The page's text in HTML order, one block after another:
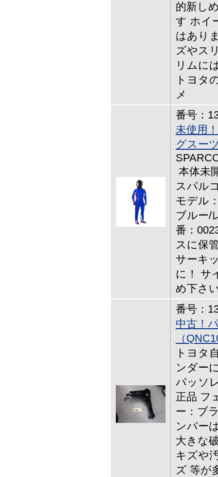
的新し
す ホイ
はあり
ズやス
リムに
トヨタ
メ
番号：
未使用
グスー
本体未
スパル
モデル
ブルー/
番：
スに保
サーキ
に！ サ
め下さ
番号：
中古！
（
トヨタ
ンダー
パッソ
正品 フ
ー：ブ
ンバー
大きな
キズや
ズ 等が